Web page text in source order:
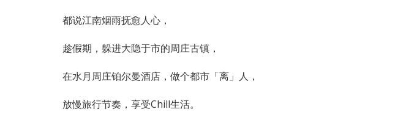
都说江南烟雨抚愈人心，
趁假期，躲进大隐于市的周庄古镇，
在水月周庄铂尔曼酒店，做个都市「离」人，
放慢旅行节奏，享受Chill生活。